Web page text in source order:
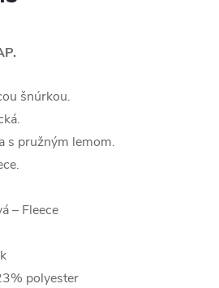
šnúrkou.
s pružným lemom.
– Fleece
polyester